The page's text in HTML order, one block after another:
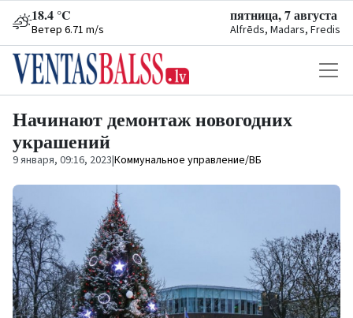
18.4 °C
Ветер 6.71 m/s
пятница, 7 августа
Alfrēds, Madars, Fredis
Начинают демонтаж новогодних
украшений
9 января, 09:16, 2023|Коммунальное управление/ВБ